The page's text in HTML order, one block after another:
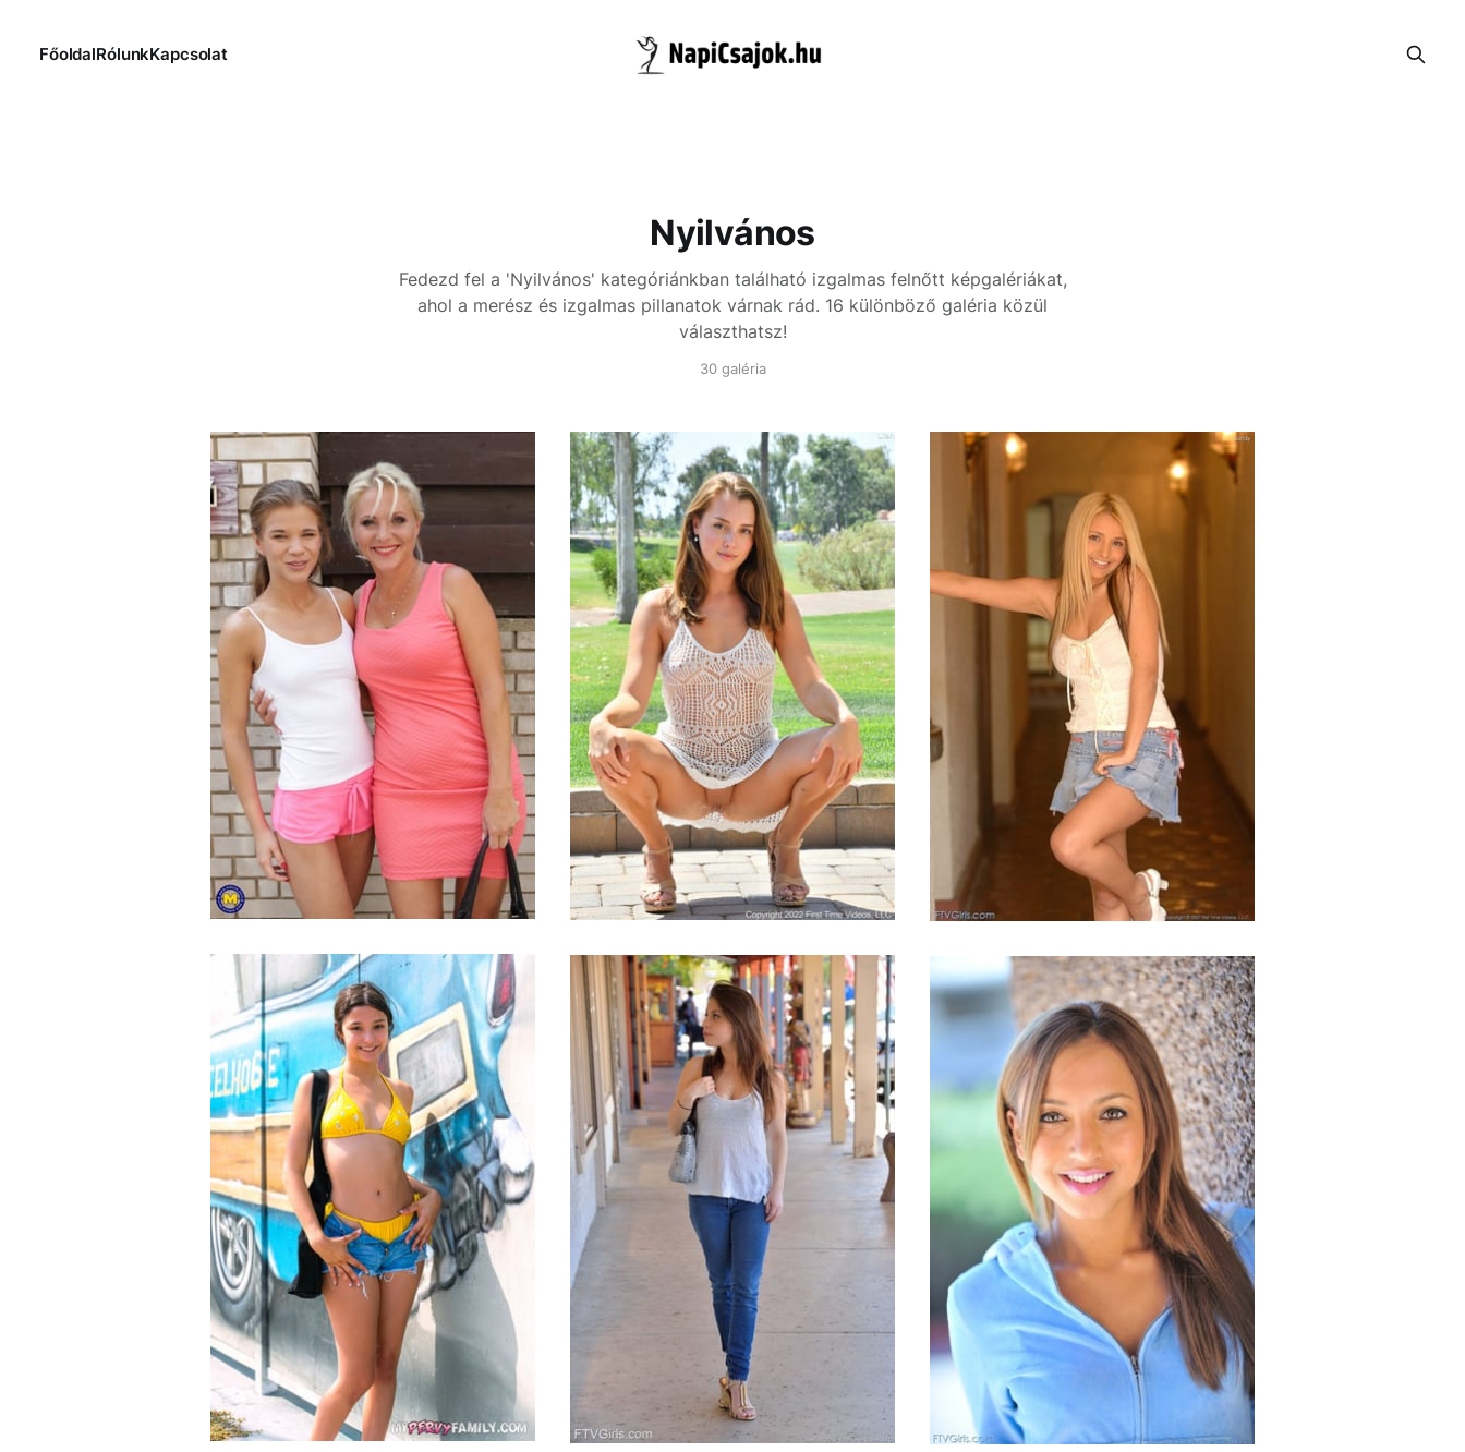
FőoldalRólunkKapcsolat
Nyilvános
Fedezd fel a 'Nyilvános' kategóriánkban található izgalmas felnőtt képgalériákat,
ahol a merész és izgalmas pillanatok várnak rád. 16 különböző galéria közül
választhatsz!
30 galéria